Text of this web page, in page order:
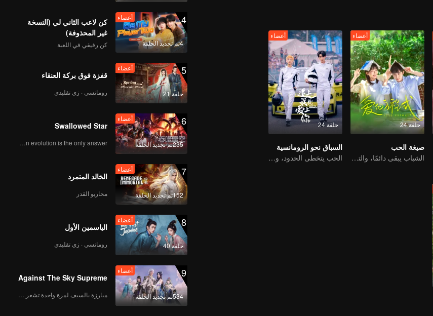
حلقة 24
أعضاء
صيغة الحب
الشباب يبقى دائمًا، والتخرج ليس وداعًا
حلقة 24
أعضاء
السباق نحو الرومانسية
الحب يتخطى الحدود، والمجد متحد كشركاء
4
4تم تجديد الحلقة
أعضاء
كن لاعب الثاني لي (النسخة
غير المحذوفة)
كن رفيقي في اللعبة
5
حلقة 21
أعضاء
قفزة فوق بركة العنقاء
رومانسي · زي تقليدي
6
235تم تجديد الحلقة
أعضاء
Swallowed Star
Human evolution is the only answer.
7
152تم تجديد الحلقة
أعضاء
الخالد المتمرد
محاربو القدر
8
حلقة 40
أعضاء
الياسمين الأول
رومانسي · زي تقليدي
9
534تم تجديد الحلقة
أعضاء
Against The Sky Supreme